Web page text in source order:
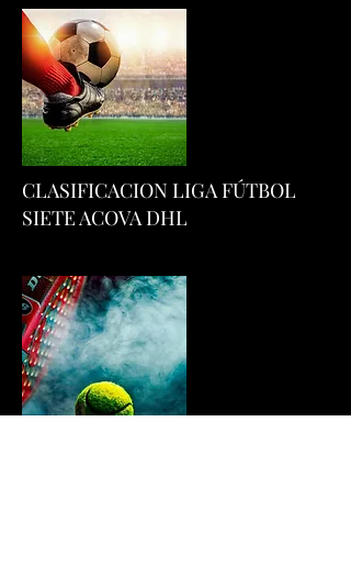
CLASIFICACION LIGA FÚTBOL
SIETE ACOVA DHL